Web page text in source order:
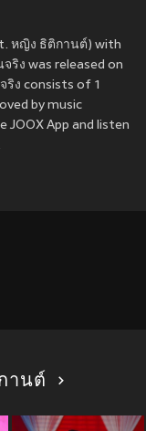
หญิง ธิติกานต์) with
ริง was released on
ริง consists of 1
by music
App and listen
านต์